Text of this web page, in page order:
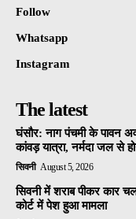
Follow
Whatsapp
Instagram
The latest
घंसौर: नाग पंचमी के पावन
कांवड़ यात्रा, नर्मदा जल से
सिवनी August 5, 2026
सिवनी में शराब पीकर कार
कोर्ट में पेश हुआ मामला